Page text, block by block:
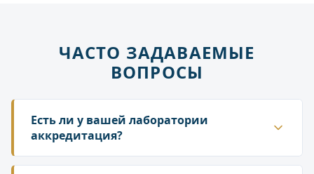
ЧАСТО ЗАДАВАЕМЫЕ
ВОПРОСЫ
Есть ли у вашей лаборатории
аккредитация?
Да. ГК «Лаборатория» аккредитована в